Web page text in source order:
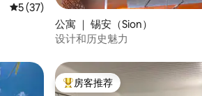
平均评分 5 分（满分 5 分），共 37 条评价
5 (37)
公寓 ｜ 锡安（Sion）
设计和历史魅力
热门「房客推荐」
房客推荐